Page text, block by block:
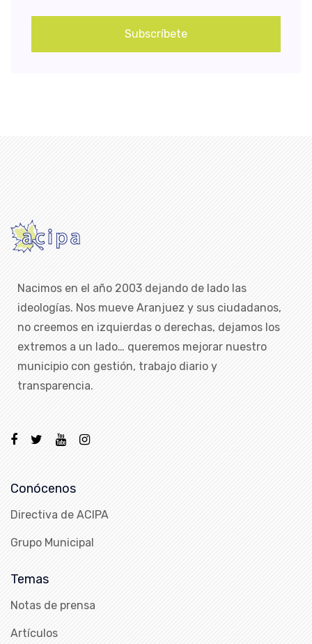
Subscríbete
Nacimos en el año 2003 dejando de lado las
ideologías. Nos mueve Aranjuez y sus ciudadanos,
no creemos en izquierdas o derechas, dejamos los
extremos a un lado… queremos mejorar nuestro
municipio con gestión, trabajo diario y
transparencia.
Conócenos
Directiva de ACIPA
Grupo Municipal
Temas
Notas de prensa
Artículos